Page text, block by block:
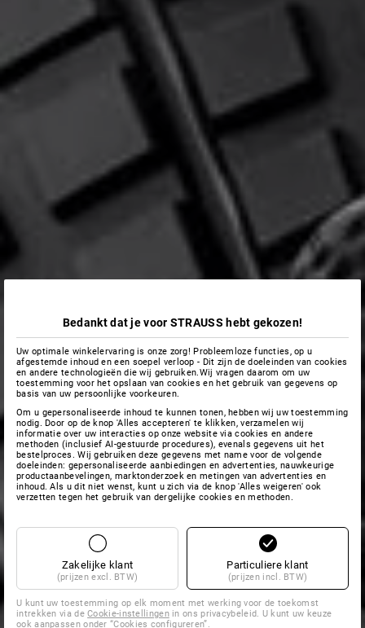
Bedankt dat je voor STRAUSS hebt gekozen!
Uw optimale winkelervaring is onze zorg! Probleemloze functies, op u
afgestemde inhoud en een soepel verloop - Dit zijn de doeleinden van cookies
en andere technologieën die wij gebruiken.Wij vragen daarom om uw
toestemming voor het opslaan van cookies en het gebruik van gegevens op
basis van uw persoonlijke voorkeuren.
Om u gepersonaliseerde inhoud te kunnen tonen, hebben wij uw toestemming
nodig. Door op de knop 'Alles accepteren' te klikken, verzamelen wij
informatie over uw interacties op onze website via cookies en andere
methoden (inclusief AI-gestuurde procedures), evenals gegevens uit het
bestelproces. Wij gebruiken deze gegevens met name voor de volgende
doeleinden: gepersonaliseerde aanbiedingen en advertenties, nauwkeurige
productaanbevelingen, marktonderzoek en metingen van advertenties en
inhoud. Als u dit niet wenst, kunt u zich via de knop 'Alles weigeren' ook
verzetten tegen het gebruik van dergelijke cookies en methoden.
Zakelijke klant
(prijzen excl. BTW)
Particuliere klant
(prijzen incl. BTW)
U kunt uw toestemming op elk moment met werking voor de toekomst
intrekken via deCookie-instellingenin ons privacybeleid. U kunt uw keuze
ook aanpassen onder “Cookies configureren”.